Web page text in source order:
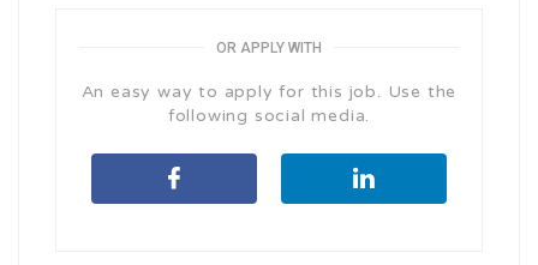
OR APPLY WITH
An easy way to apply for this job. Use the
following social media.